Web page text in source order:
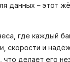
данных – этот
где каждый
скорости и
что делает его